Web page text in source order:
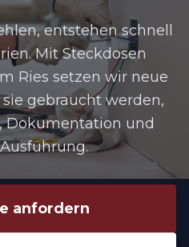
entstehen schnell
MitSteckdosen
Ries setzen wir neue
gebraucht werden,
Dokumentation und
anfordern